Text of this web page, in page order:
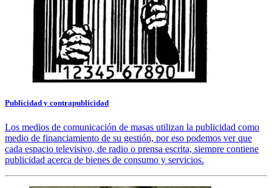
Publicidad y contrapublicidad
Los medios de comunicación de masas utilizan la publicidad como
medio de financiamiento de su gestión, por eso podemos ver que
cada espacio televisivo, de radio o prensa escrita, siempre contiene
publicidad acerca de bienes de consumo y servicios.